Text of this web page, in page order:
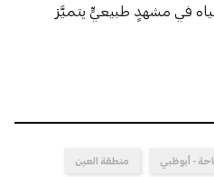
في مشهدٍ طبيعيٍّ يتميَّز
- أبوظبي منطقة العين